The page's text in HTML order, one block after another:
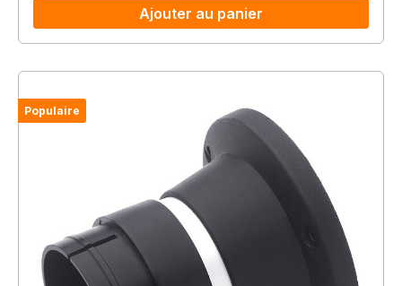
Ajouter au panier
Populaire